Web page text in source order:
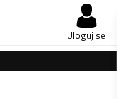
Uloguj se